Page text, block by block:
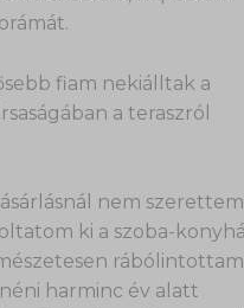
fiam nekiálltak a
a teraszról
nem szerettem
ki a szoba-
harminc év alatt